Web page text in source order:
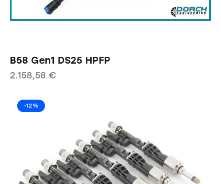
B58 Gen1 DS25 HPFP
2.158,58 €
-12%